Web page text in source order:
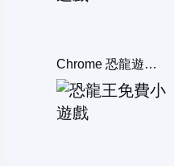
Chrome 恐龍遊戲 3D